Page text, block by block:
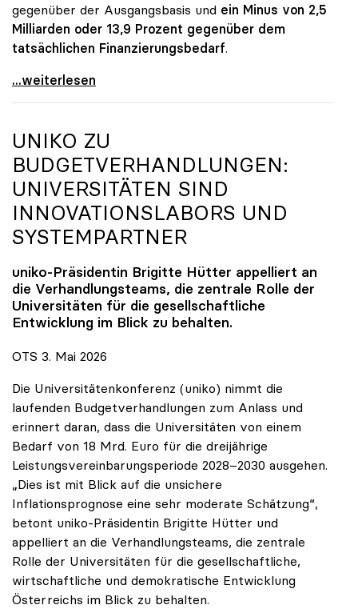
gegenüber der Ausgangsbasis und ein Minus von 2,5
Milliarden oder 13,9 Prozent gegenüber dem
tatsächlichen Finanzierungsbedarf.
\"Österreich ist für die heimischen Universitäten
...weiterlesen
UNIKO ZU
BUDGETVERHANDLUNGEN:
UNIVERSITÄTEN SIND
INNOVATIONSLABORS UND
SYSTEMPARTNER
uniko-Präsidentin Brigitte Hütter appelliert an
die Verhandlungsteams, die zentrale Rolle der
Universitäten für die gesellschaftliche
Entwicklung im Blick zu behalten.
OTS 3. Mai 2026
Die Universitätenkonferenz (uniko) nimmt die
laufenden Budgetverhandlungen zum Anlass und
erinnert daran, dass die Universitäten von einem
Bedarf von 18 Mrd. Euro für die dreijährige
Leistungsvereinbarungsperiode 2028–2030 ausgehen.
„Dies ist mit Blick auf die unsichere
Inflationsprognose eine sehr moderate Schätzung“,
betont uniko-Präsidentin Brigitte Hütter und
appelliert an die Verhandlungsteams, die zentrale
Rolle der Universitäten für die gesellschaftliche,
wirtschaftliche und demokratische Entwicklung
Österreichs im Blick zu behalten.